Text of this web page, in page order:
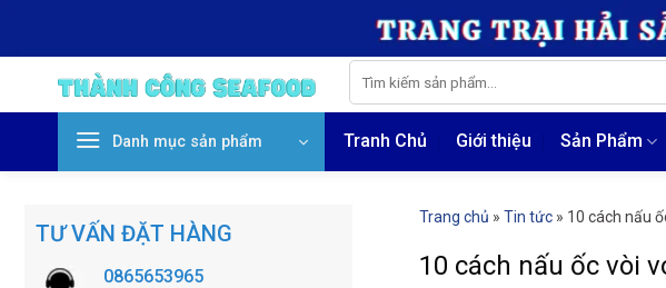
kiếm:
Danh mục sản phẩm Tranh Chủ Giới thiệu Sản Phẩm
TƯ VẤN ĐẶT HÀNG
0865653965
Trang chủ » Tin tức » 10 cách nấu
10 cách nấu ốc vòi